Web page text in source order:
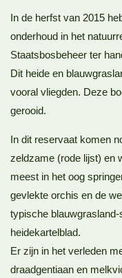
In de herfst van 2015
onderhoud in het
Staatsbosbeheer ter
Dit heide en
vooral vliegden. Deze
gerooid.
In dit reservaat komen
zeldzame (rode lijst) en
meest in het oog
gevlekte orchis en de
typische
heidekartelblad.
Er zijn in het verleden
draadgentiaan en